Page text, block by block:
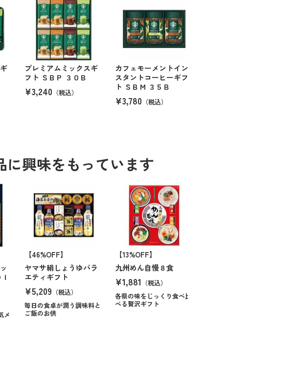
プレミアムミックスギ
フト ＳＢＰ ３０Ｂ
¥3,240 （税込）
カフェモーメントイン
スタントコーヒーギフ
ト ＳＢＭ ３５Ｂ
¥3,780 （税込）
に興味をもっています
メ
【46%OFF】
ヤマサ絹しょうゆバラ
エティギフト
¥5,209 （税込）
毎日の食卓が潤う調味料と
ご飯のお供
【13%OFF】
九州めん自慢８食
¥1,881 （税込）
各県の味をじっくり食べ比
べる贅沢ギフト